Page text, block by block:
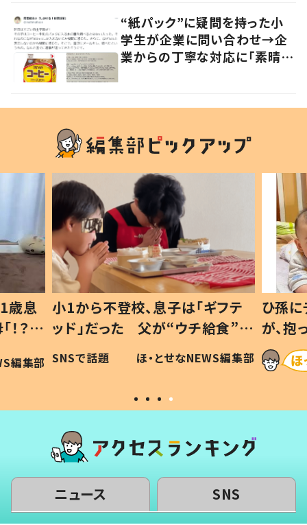
“紙パック”に疑問を持った小
学生が企業に問い合わせ→企
業からの丁寧な対応に「素晴ら
歳息
？」
編集部
小1から不登校、息子は「ギフテ
ッド」だった 父が“ウチ給食”を
作り続ける理由とは #令和の親
#令和の子
SNSで話題 ほ・とせなNEWS編集部
ひ孫
が、
「涙が
い」
ニュース SNS